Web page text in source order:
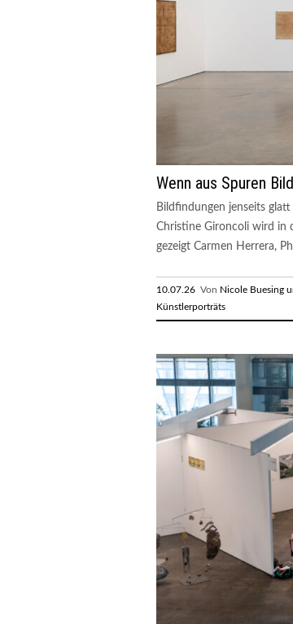
Wenn aus Spuren
Bildfindungen jenseits
Christine Gironcoli wird in
gezeigt Carmen Herrera,
10.07.26 Von Nicole Buesing
Künstlerporträts